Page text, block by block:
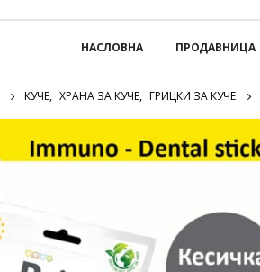
НАСЛОВНА ПРОДАВНИЦА
КУЧЕ, ХРАНА ЗА КУЧЕ, ГРИЦКИ ЗА КУЧЕ